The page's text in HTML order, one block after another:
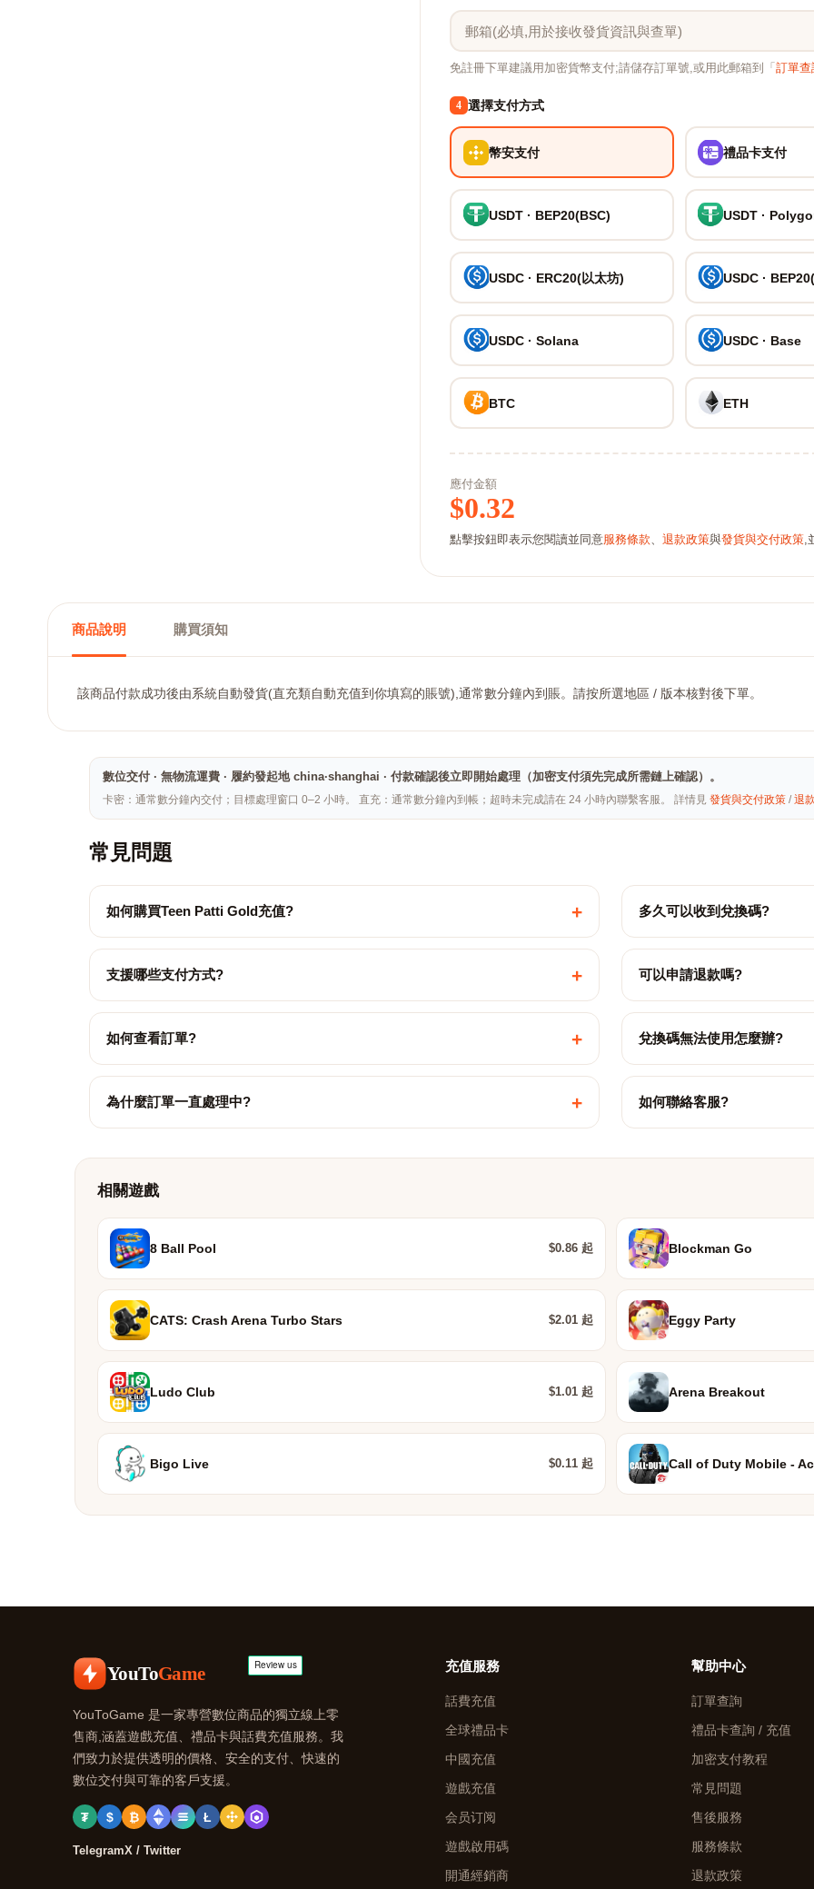
免註冊下單建議用加密貨幣支付;請儲存訂單號,或用此郵箱到「 訂單查
4 選擇支付方式
幣安支付 禮品卡支付
USDT · BEP20(BSC) USDT ·
USDC · ERC20(以太坊) USDC ·
USDC · Solana USDC · Base
BTC ETH
應付金額
$0.32
點擊按鈕即表示您閱讀並同意服務條款、 退款政策與發貨與交付政策,
商品說明 購買須知
該商品付款成功後由系統自動發貨(直充類自動充值到你填寫的賬號),通常數分鐘內到賬。請按所選地區 / 版本核對後下單。
數位交付 · 無物流運費 · 履約發起地 china·shanghai · 付款確認後立即開始處理（加密支付須先完成所需鏈上確認）。
卡密：通常數分鐘內交付；目標處理窗口 0–2 小時。 直充：通常數分鐘內到帳；超時未完成請在 24 小時內聯繫客服。 詳情見 發貨與交付政策 /退
常見問題
如何購買Teen Patti Gold充值? + 多久可以收到兌換碼?
支援哪些支付方式? + 可以申請退款嗎?
如何查看訂單? + 兌換碼無法使用怎麼辦?
為什麼訂單一直處理中? + 如何聯絡客服?
相關遊戲
8 Ball Pool $0.86 起 Blockman Go
CATS: Crash Arena Turbo Stars $2.01 起 Eggy Party
Ludo Club $1.01 起 Arena Breakout
Bigo Live $0.11 起 Call of Duty Mobile -
YouToGame
YouToGame 是一家專營數位商品的獨立線上零
售商,涵蓋遊戲充值、禮品卡與話費充值服務。我
們致力於提供透明的價格、安全的支付、快速的
數位交付與可靠的客戶支援。
₮ $ ₿ Ł
TelegramX / Twitter
充值服務
話費充值
全球禮品卡
中國充值
遊戲充值
会员订阅
遊戲啟用碼
開通經銷商
幫助中心
訂單查詢
禮品卡查詢 / 充值
加密支付教程
常見問題
售後服務
服務條款
退款政策